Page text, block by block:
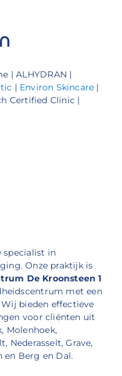
| ALHYDRAN |
| Environ Skincare |
Certified Clinic |
specialist in
Onze praktijk is
De Kroonsteen 1
met een
bieden effectieve
voor cliënten uit
Molenhoek,
Nederasselt, Grave,
en Berg en Dal.